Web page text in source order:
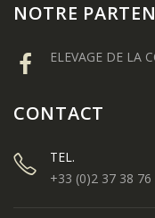
NOTRE
ELEVAGE DE LA
CONTACT
TEL.
+33 (0)2 37 38 76